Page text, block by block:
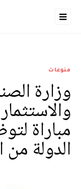
منوعات
وزارة
الدولة من